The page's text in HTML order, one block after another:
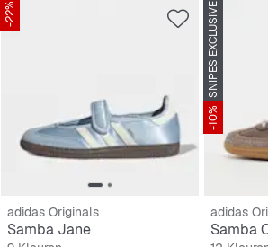
-22%
adidas Originals
Samba Jane
SNIPES EXCLUSIVE
-10%
adidas
Samba